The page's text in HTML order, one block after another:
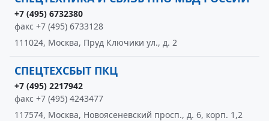
+7 (495) 6732380
факс +7 (495) 6733128
111024, Москва, Пруд Ключики ул., д. 2
СПЕЦТЕХСБЫТ ПКЦ
+7 (495) 2217942
факс +7 (495) 4243477
117574, Москва, Новоясеневский просп., д. 6, корп. 1,2